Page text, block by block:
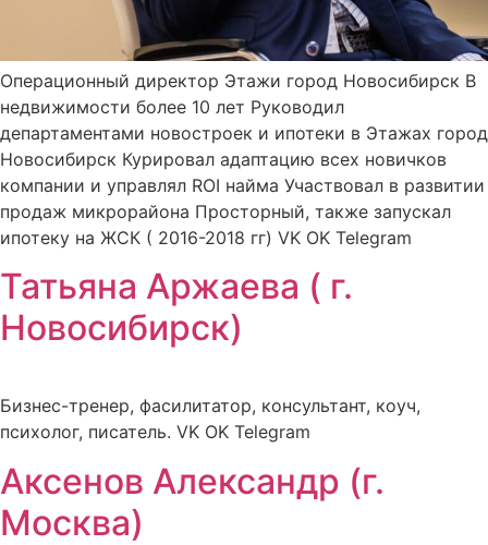
Операционный директор Этажи город Новосибирск В
недвижимости более 10 лет Руководил
департаментами новостроек и ипотеки в Этажах город
Новосибирск Курировал адаптацию всех новичков
компании и управлял ROI найма Участвовал в развитии
продаж микрорайона Просторный, также запускал
ипотеку на ЖСК ( 2016-2018 гг) VK OK Telegram
Татьяна Аржаева ( г.
Новосибирск)
Бизнес-тренер, фасилитатор, консультант, коуч,
психолог, писатель. VK OK Telegram
Аксенов Александр (г.
Москва)